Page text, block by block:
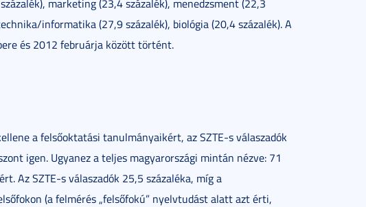
marketing (23,4 százalék), menedzsment (22,3
informatika (27,9 százalék), biológia (20,4 százalék). A
és 2012 februárja között történt.
a felsőoktatási tanulmányaikért, az SZTE-s válaszadók
igen. Ugyanez a teljes magyarországi mintán nézve: 71
Az SZTE-s válaszadók 25,5 százaléka, míg a
(a felmérés „felsőfokú” nyelvtudást alatt azt érti,